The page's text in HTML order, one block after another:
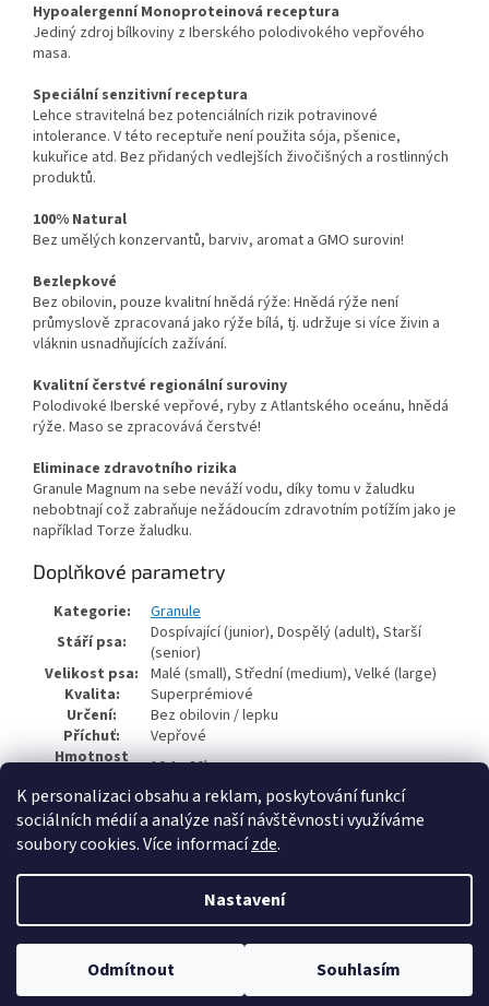
K personalizaci obsahu a reklam, poskytování funkcí
sociálních médií a analýze naší návštěvnosti využíváme
soubory cookies. Více informacízde.
Nastavení
Odmítnout Souhlasím
Hypoalergenní Monoproteinová receptura
Jediný zdroj bílkoviny z Iberského polodivokého vepřového
masa.
Speciální senzitivní receptura
Lehce stravitelná bez potenciálních rizik potravinové
intolerance. V této receptuře není použita sója, pšenice,
kukuřice atd. Bez přidaných vedlejších živočišných a rostlinných
produktů.
100% Natural
Bez umělých konzervantů, barviv, aromat a GMO surovin!
Bezlepkové
Bez obilovin, pouze kvalitní hnědá rýže: Hnědá rýže není
průmyslově zpracovaná jako rýže bílá, tj. udržuje si více živin a
vláknin usnadňujících zažívání.
Kvalitní čerstvé regionální suroviny
Polodivoké Iberské vepřové, ryby z Atlantského oceánu, hnědá
rýže. Maso se zpracovává čerstvé!
Eliminace zdravotního rizika
Granule Magnum na sebe neváží vodu, díky tomu v žaludku
nebobtnají což zabraňuje nežádoucím zdravotním potížím jako je
například Torze žaludku.
Doplňkové parametry
Kategorie:
Granule
Stáří psa:
Dospívající (junior), Dospělý (adult), Starší
(senior)
Velikost psa: Malé (small), Střední (medium), Velké (large)
Kvalita:
Superprémiové
Určení:
Bez obilovin / lepku
Příchuť:
Vepřové
Hmotnost
10,1 - 20kg
Copyright 2026FOX HILL AGRO s.r.o.. Všechna práva vyhrazena.
Upravit nastavení cookies